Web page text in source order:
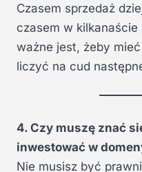
Czasem sprzedaż
czasem w
ważne jest, żeby mieć
liczyć na cud
4. Czy muszę znać
inwestować w
Nie musisz być